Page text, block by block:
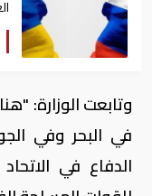
وتابعت الوزارة:
في البحر وفي
الدفاع في